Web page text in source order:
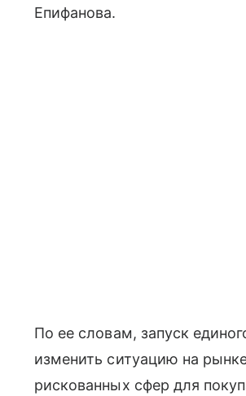
Епифанова.
По ее словам, запуск
изменить ситуацию на
рискованных сфер для